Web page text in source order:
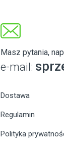
Masz pytania,
e-mail:
Dostawa
Regulamin
Polityka